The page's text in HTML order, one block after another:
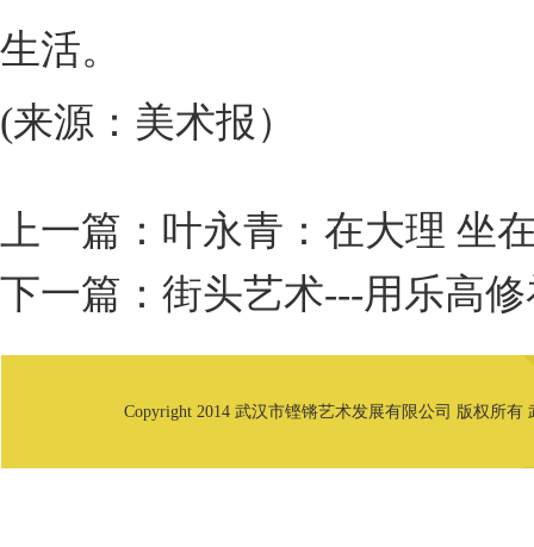
生活。
(来源：美术报）
上一篇： 叶永青：在大理 坐
下一篇： 街头艺术---用乐高
Copyright 2014 武汉市铿锵艺术发展有限公司 版权所